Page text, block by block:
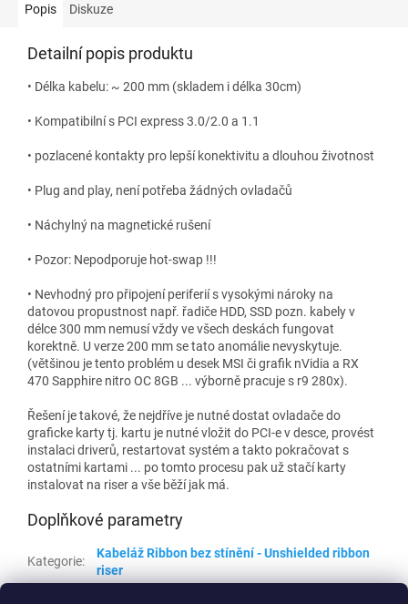
Popis Diskuze
Detailní popis produktu
• Délka kabelu: ~ 200 mm (skladem i délka 30cm)
• Kompatibilní s PCI express 3.0/2.0 a 1.1
• pozlacené kontakty pro lepší konektivitu a dlouhou životnost
• Plug and play, není potřeba žádných ovladačů
• Náchylný na magnetické rušení
• Pozor: Nepodporuje hot-swap !!!
• Nevhodný pro připojení periferií s vysokými nároky na
datovou propustnost např. řadiče HDD, SSD pozn. kabely v
délce 300 mm nemusí vždy ve všech deskách fungovat
korektně. U verze 200 mm se tato anomálie nevyskytuje.
(většinou je tento problém u desek MSI či grafik nVidia a RX
470 Sapphire nitro OC 8GB ... výborně pracuje s r9 280x).
Řešení je takové, že nejdříve je nutné dostat ovladače do
graficke karty tj. kartu je nutné vložit do PCI-e v desce, provést
instalaci driverů, restartovat systém a takto pokračovat s
ostatními kartami ... po tomto procesu pak už stačí karty
instalovat na riser a vše běží jak má.
Doplňkové parametry
Kategorie:
Kabeláž Ribbon bez stínění - Unshielded ribbon
riser